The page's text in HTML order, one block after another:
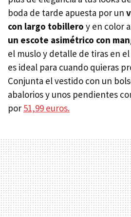
boda de tarde apuesta por un
con largo tobillero y en color
un escote asimétrico con
el muslo y detalle de tiras en
es ideal para cuando quieras
Conjunta el vestido con un
abalorios y unos pendientes
por 51,99 euros.